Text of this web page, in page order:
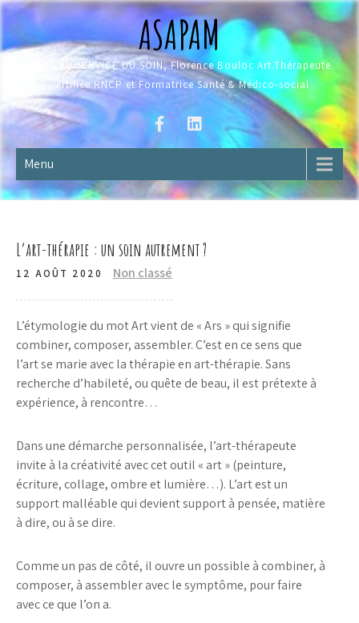
Skip
content
ASAPAM
L'ART AU SERVICE DU SOIN, Florence Bouloc Art.Thérapeute
certifiée RNCP et Formatrice Santé & Médico-social
Menu
L’art-thérapie : un soin autrement ?
12 AOÛT 2020 Non classé
L’étymologie du mot Art vient de « Ars » qui signifie
combiner, composer, assembler. C’est en ce sens que
l’art se marie avec la thérapie en art-thérapie. Sans
recherche d’habileté, ou quête de beau, il est prétexte à
expérience, à rencontre…
Dans une démarche personnalisée, l’art-thérapeute
invite à la créativité avec cet outil « art » (peinture,
écriture, collage, ombre et lumière…). L’art est un
support malléable qui devient support à pensée, matière
à dire, ou à se dire.
Comme un pas de côté, il ouvre un possible à combiner, à
composer, à assembler avec le symptôme, pour faire
avec ce que l’on a.